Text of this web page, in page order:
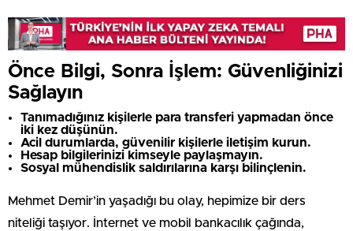
Önce Bilgi, Sonra İşlem: Güvenliğinizi
Sağlayın
Tanımadığınız kişilerle para transferi yapmadan önce
iki kez düşünün.
Acil durumlarda, güvenilir kişilerle iletişim kurun.
Hesap bilgilerinizi kimseyle paylaşmayın.
Sosyal mühendislik saldırılarına karşı bilinçlenin.
Mehmet Demir’in yaşadığı bu olay, hepimize bir ders
niteliği taşıyor. İnternet ve mobil bankacılık çağında,